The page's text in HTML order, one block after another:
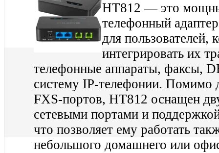
HT812 — это
телефонный
для пользователей,
интегрировать их
телефонные аппараты, факсы,
систему IP-телефонии. Помимо
FXS-портов, HT812 оснащен
сетевыми портами и
что позволяет ему работать
небольшого домашнего или